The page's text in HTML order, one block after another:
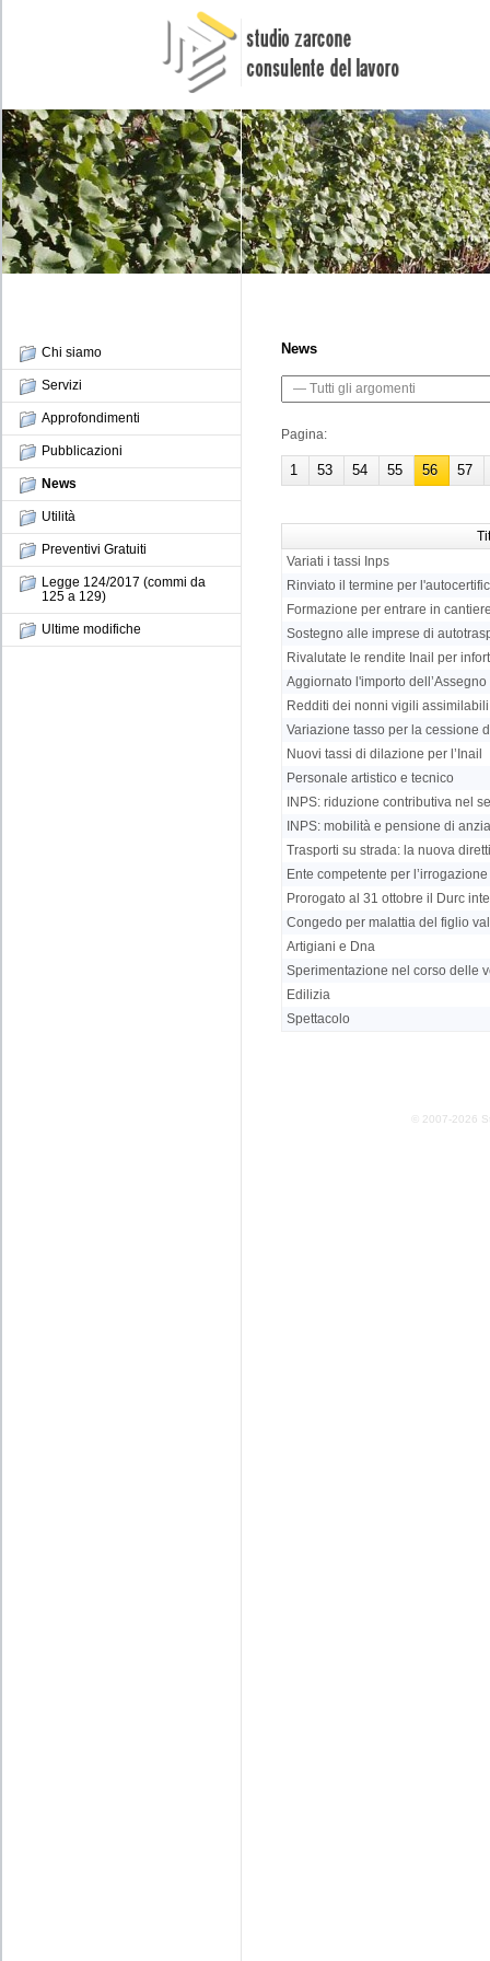
Chi siamo
Servizi
Approfondimenti
Pubblicazioni
News
Utilità
Preventivi Gratuiti
Legge 124/2017 (commi da
125 a 129)
Ultime modifiche
News
Pagina:
1 53 54 55 56 57
Variati i tassi Inps
Rinviato il termine per
Formazione per entrare in
Sostegno alle imprese di
Rivalutate le rendite Inail per
Aggiornato l'importo
Redditi dei nonni vigili
Variazione tasso per la cessione
Nuovi tassi di dilazione per l’Inail
Personale artistico e tecnico
INPS: riduzione contributiva nel
INPS: mobilità e pensione di
Trasporti su strada: la nuova
Ente competente per
Prorogato al 31 ottobre il Durc
Congedo per malattia del figlio
Artigiani e Dna
Sperimentazione nel corso delle
Edilizia
Spettacolo
© 2007-2026